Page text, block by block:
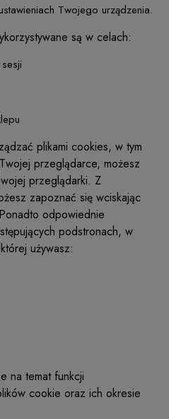
Twojego urządzenia.
są w celach:
plikami cookies, w tym
przeglądarce, możesz
przeglądarki. Z
zapoznać się wciskając
odpowiednie
podstronach, w
używasz:
na temat funkcji
cookie oraz ich okresie